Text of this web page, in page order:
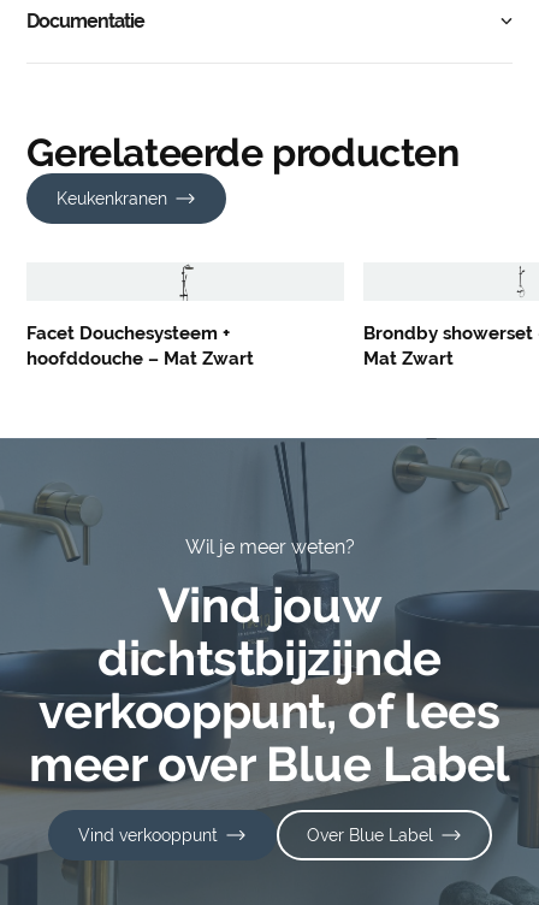
Documentatie
Gerelateerde producten
Keukenkranen
Facet Douchesysteem +
hoofddouche – Mat Zwart
Brondby
Mat Zwart
Wil je meer weten?
Vind jouw
dichtstbijzijnde
verkooppunt, of lees
meer over Blue Label
Vind verkooppunt Over Blue Label